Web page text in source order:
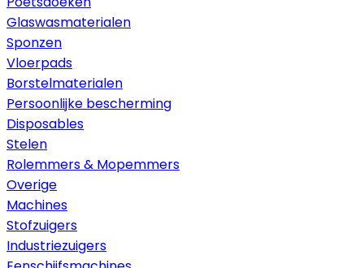
Glaswasmaterialen
Sponzen
Vloerpads
Borstelmaterialen
Persoonlijke bescherming
Disposables
Stelen
Rolemmers & Mopemmers
Overige
Machines
Stofzuigers
Industriezuigers